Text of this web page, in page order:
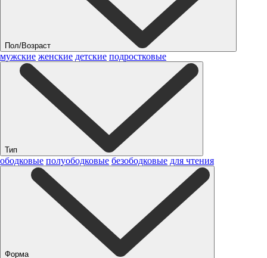
Пол/Возраст
мужские женские детские подростковые
Тип
ободковые полуободковые безободковые для чтения
Форма